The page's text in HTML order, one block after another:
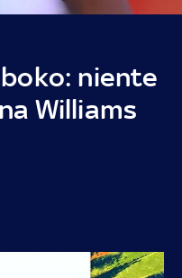
niente
Williams